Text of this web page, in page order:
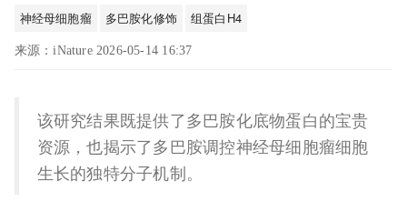
神经母细胞瘤 多巴胺化修饰 组蛋白H4
来源：iNature 2026-05-14 16:37
该研究结果既提供了多巴胺化底物蛋白的宝贵
资源，也揭示了多巴胺调控神经母细胞瘤细胞
生长的独特分子机制。